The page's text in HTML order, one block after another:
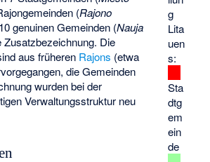
g
Lita
uen
s:
Sta
dtg
em
ein
de
(Rajono
genuinen Gemeinden (Nauja
Zusatzbezeichnung. Die
aus früheren Rajons (etwa
die Gemeinden
wurden bei der
Verwaltungsstruktur neu